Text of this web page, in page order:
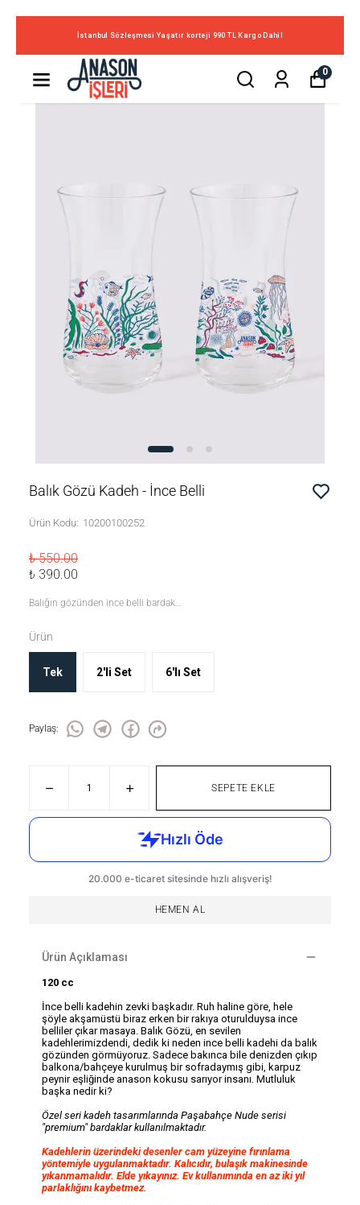
İstanbul Sözleşmesi Yaşatır korteji 990 TL Kargo Dahil
0
Balık Gözü Kadeh - İnce Belli
Ürün Kodu: 10200100252
₺ 550.00
₺ 390.00
Balığın gözünden ince belli bardak…
Ürün
Tek 2'li Set 6'lı Set
Paylaş:
SEPETE EKLE
HEMEN AL
Ürün Açıklaması
120 cc
İnce belli kadehin zevki başkadır. Ruh haline göre, hele
şöyle akşamüstü biraz erken bir rakıya oturulduysa ince
belliler çıkar masaya. Balık Gözü, en sevilen
kadehlerimizdendi, dedik ki neden ince belli kadehi da balık
gözünden görmüyoruz. Sadece bakınca bile denizden çıkıp
balkona/bahçeye kurulmuş bir sofradaymış gibi, karpuz
peynir eşliğinde anason kokusu sarıyor insanı. Mutluluk
başka nedir ki?
Özel seri kadeh tasarımlarında Paşabahçe Nude serisi
"premium" bardaklar kullanılmaktadır.
Kadehlerin üzerindeki desenler cam yüzeyine fırınlama
yöntemiyle uygulanmaktadır. Kalıcıdır, bulaşık makinesinde
yıkanmamalıdır. Elde yıkayınız. Ev kullanımında en az iki yıl
parlaklığını kaybetmez.